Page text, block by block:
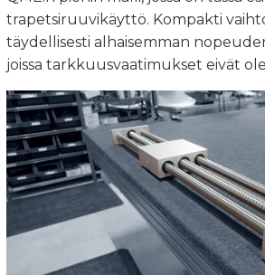
trapetsiruuvikäyttö. Kompakti
täydellisesti alhaisemman
joissa tarkkuusvaatimukset eivät